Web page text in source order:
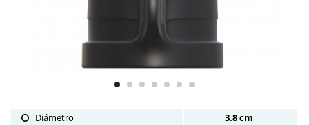
Diámetro 3.8 cm